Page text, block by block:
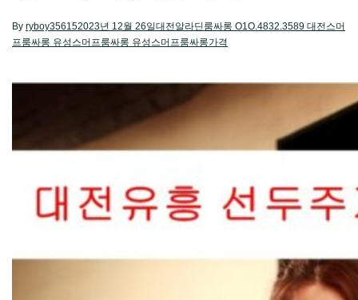
By ryboy356152023년 12월 26일대전알라딘룸싸롱 O1O.4832.3589 대전스머
프룸싸롱 유성스머프룸싸롱 유성스머프룸싸롱가격